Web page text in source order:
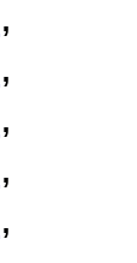
,
,
,
,
,